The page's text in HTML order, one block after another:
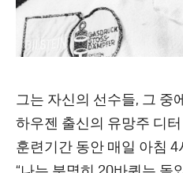
그는 자신의 선수들, 그 중
하우젠 출신의 유망주 디
훈련기간 동안 매일 아침